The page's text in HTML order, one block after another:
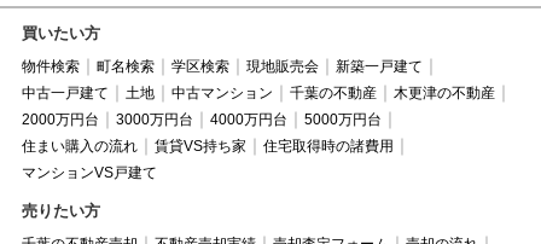
買いたい方
物件検索 町名検索 学区検索 現地販売会
新築一戸建て
中古一戸建て
土地 中古マンション 千葉の不動産
木更津の不動産
2000万円台
3000万円台 4000万円台
5000万円台
住まい購入の流れ
賃貸VS持ち家
住宅取得時の諸費用
マンションVS戸建て
売りたい方